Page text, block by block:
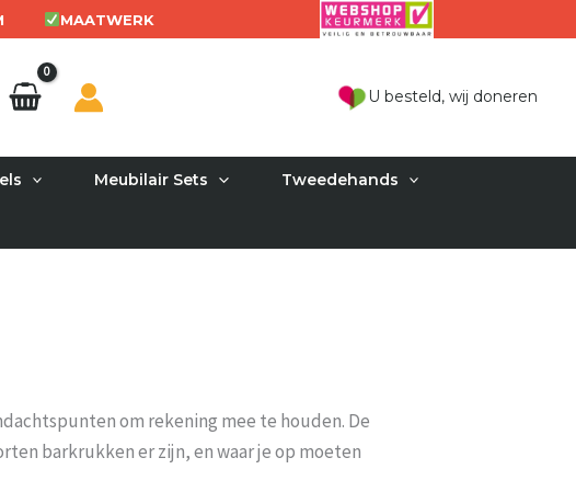
MAATWERK
U besteld, wij doneren
Meubilair Sets Tweedehands
om rekening mee te houden. De
barkrukken er zijn, en waar je op moeten